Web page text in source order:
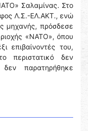
Σαλαμίνας. Στο
Λ.Σ.-ΕΛ.ΑΚΤ., ενώ
μηχανής, πρόσδεσε
«ΝΑΤΟ», όπου
επιβαίνοντές του,
περιστατικό δεν
παρατηρήθηκε